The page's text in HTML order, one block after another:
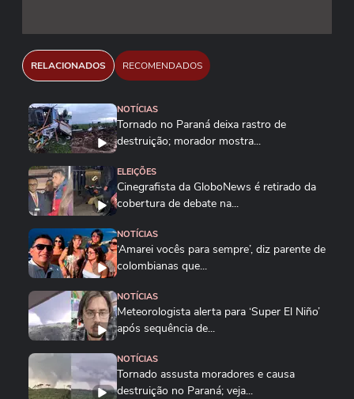
RELACIONADOS RECOMENDADOS
NOTÍCIAS
Tornado no Paraná deixa rastro de
destruição; morador mostra...
ELEIÇÕES
Cinegrafista da GloboNews é retirado da
cobertura de debate na...
NOTÍCIAS
‘Amarei vocês para sempre’, diz parente de
colombianas que...
NOTÍCIAS
Meteorologista alerta para ‘Super El Niño’
após sequência de...
NOTÍCIAS
Tornado assusta moradores e causa
destruição no Paraná; veja...